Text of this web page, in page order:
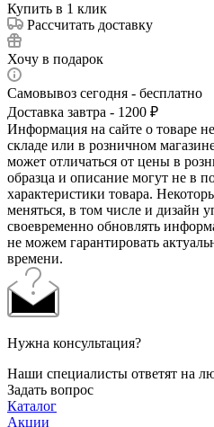
Купить в 1 клик
Рассчитать доставку
Хочу в подарок
Самовывоз сегодня - бесплатно
Доставка завтра - 1200 ₽
Информация на сайте о товаре
складе или в розничном
может отличаться от цены в
образца и описание могут не в
характеристики товара.
меняться, в том числе и дизайн
своевременно обновлять
не можем гарантировать
времени.
Нужна консультация?
Наши специалисты ответят на
Задать вопрос
Каталог
Акции